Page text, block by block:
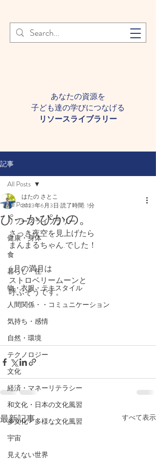
登録者様へ 個人情報の取り扱
いについて Learn More
あなたの資源を
子ども達の学びにつなげる​
​リソースライブラリー
記事
All Posts
リソースライブラリー
健康・身体
食
暮らし・住
物・衣服・テキスタイル
人間関係・・コミュニケーション
気持ち・感情
自然・環境
テクノロジー
文化
経済・マネーリテラシー
和文化・日本の文化風習
多文化・多様な文化風習
宇宙
見えない世界
All Posts
ぴっかぴかの。
はたの さとこ
2023年6月3日 読了時間: 1分
さっき夜空を見上げたら
まんまるちゃん.でした！
6月の満月は
ストロベリームーンと
呼ぶそうです。
最新記事 すべて表示